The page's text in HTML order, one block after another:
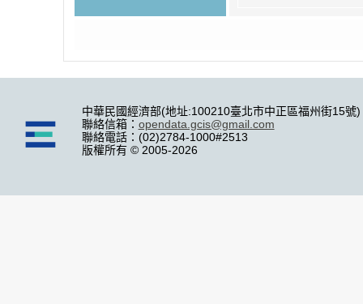
中華民國經濟部(地址:100210臺北市中正區福州街15號)
聯絡信箱： opendata.gcis@gmail.com
聯絡電話：(02)2784-1000#2513
版權所有 © 2005-2026